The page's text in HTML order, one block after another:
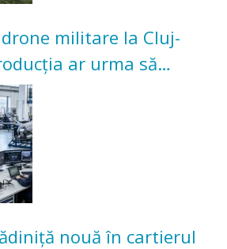
drone militare la Cluj-
ar urma să
acestui an
nouă în cartierul